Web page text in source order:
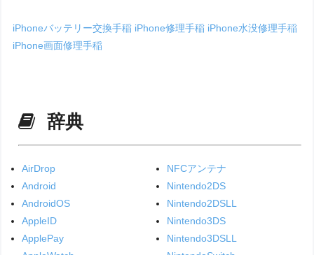
iPhoneバッテリー交換手稲 iPhone修理手稲 iPhone水没修理手稲
iPhone画面修理手稲
辞典
AirDrop
Android
AndroidOS
AppleID
ApplePay
NFCアンテナ
Nintendo2DS
Nintendo2DSLL
Nintendo3DS
Nintendo3DSLL